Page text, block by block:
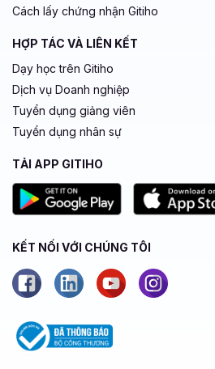
Cách lấy chứng nhận Gitiho
HỢP TÁC VÀ LIÊN KẾT
Dạy học trên Gitiho
Dịch vụ Doanh nghiệp
Tuyển dụng giảng viên
Tuyển dụng nhân sự
TẢI APP GITIHO
KẾT NỐI VỚI CHÚNG TÔI